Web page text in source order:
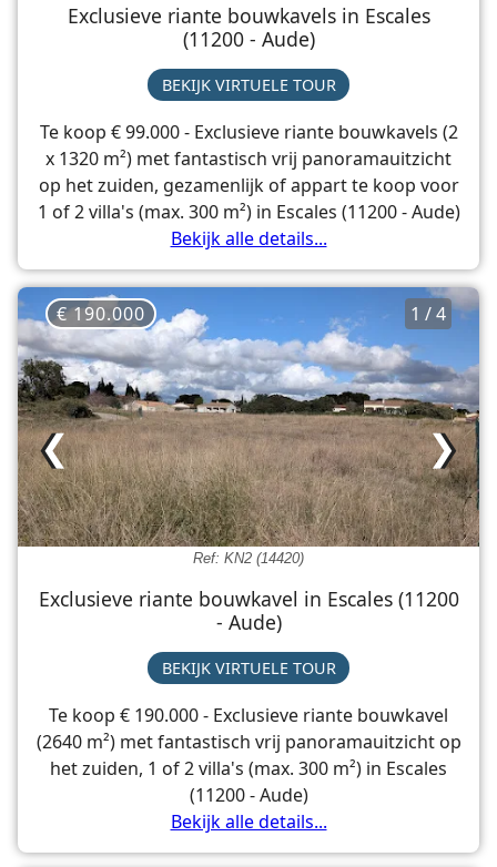
Exclusieve riante bouwkavels in Escales
(11200 - Aude)
BEKIJK VIRTUELE TOUR
Te koop € 99.000 - Exclusieve riante bouwkavels (2
x 1320 m²) met fantastisch vrij panoramauitzicht
op het zuiden, gezamenlijk of appart te koop voor
1 of 2 villa's (max. 300 m²) in Escales (11200 - Aude)
Bekijk alle details...
Ref: KN2 (14420)
1 / 4
❯
❮
€ 190.000
Exclusieve riante bouwkavel in Escales (11200
- Aude)
BEKIJK VIRTUELE TOUR
Te koop € 190.000 - Exclusieve riante bouwkavel
(2640 m²) met fantastisch vrij panoramauitzicht op
het zuiden, 1 of 2 villa's (max. 300 m²) in Escales
(11200 - Aude)
Bekijk alle details...